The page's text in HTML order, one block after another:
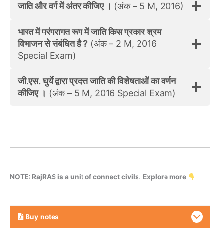
जाति और वर्ग में अंतर कीजिए । (अंक – 5 M, 2016)
भारत में परंपरागत रूप में जाति किस प्रकार श्रम
विभाजन से संबंधित है ? (अंक – 2 M, 2016
Special Exam)
जी.एस. घुर्ये द्वारा प्रदत्त जाति की विशेषताओं का वर्णन
कीजिए । (अंक – 5 M, 2016 Special Exam)
NOTE: RajRAS is a unit of connect civils. Explore more
Buy notes